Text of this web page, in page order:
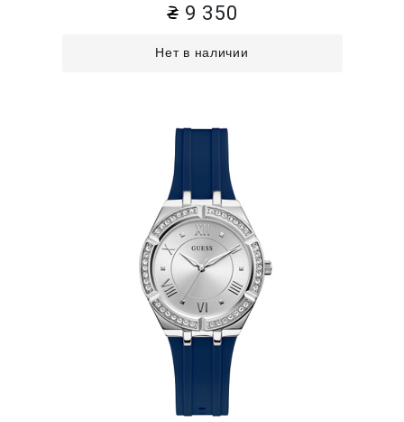
9 350
Нет в наличии